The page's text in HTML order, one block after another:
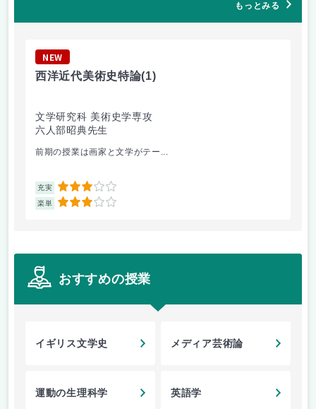
もっとみる
NEW
西洋近代美術史特論(1)
文学研究科 美術史学専攻
六人部昭典先生
前期の授業は画家と文学がテー...
充実 3
楽単 3
おすすめの授業
イギリス文学史 メディア芸術論
運動の生理科学 英語学